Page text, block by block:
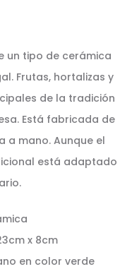
un tipo de cerámica
Frutas, hortalizas y
de la tradición
Está fabricada de
a mano. Aunque el
está adaptado
x 8cm
en color verde